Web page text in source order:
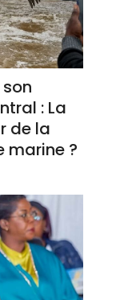
: La
de la
marine ?